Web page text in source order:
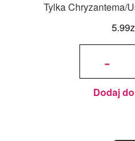
Tylka Chryzantema/
5.99
-
ilość
Dodaj